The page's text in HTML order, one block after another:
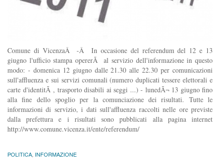
Comune di VicenzaÂ -Â In occasione del referendum del 12 e 13
giugno l'ufficio stampa opererÃ al servizio dell'informazione in questo
modo: - domenica 12 giugno dalle 21.30 alle 22.30 per comunicazioni
sull'affluenza e sui servizi comunali (numero duplicati tessere elettorali e
carte d'identitÃ , trasporto disabili ai seggi ...) - lunedÃ¬ 13 giugno fino
alla fine dello spoglio per la comunciazione dei risultati. Tutte le
informazioni di servizio, i dati sull'affluenza raccolti nelle ore previste
dalla prefettura e i risultati sono pubblicati alla pagina internet
http://www.comune.vicenza.it/ente/referendum/
POLITICA INFORMAZIONE